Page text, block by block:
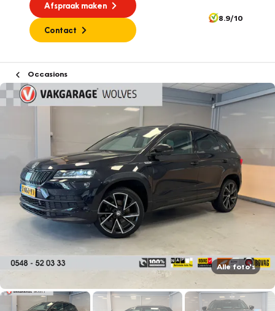
Afspraak maken
Contact
8.9/10
Occasions
Alle foto's